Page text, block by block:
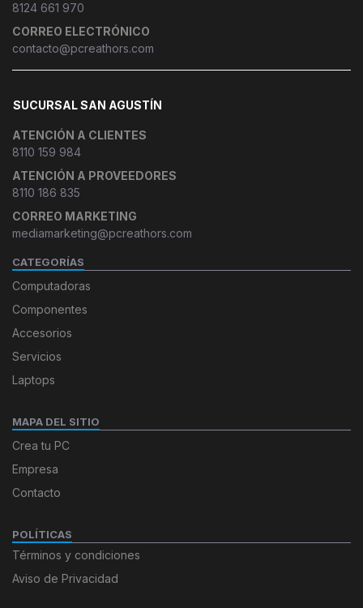
8124 661 970
CORREO ELECTRÓNICO
contacto@pcreathors.com
SUCURSAL SAN AGUSTÍN
ATENCIÓN A CLIENTES
8110 159 984
ATENCIÓN A PROVEEDORES
8110 186 835
CORREO MARKETING
mediamarketing@pcreathors.com
CATEGORÍAS
Computadoras
Componentes
Accesorios
Servicios
Laptops
MAPA DEL SITIO
Crea tu PC
Empresa
Contacto
POLÍTICAS
Términos y condiciones
Aviso de Privacidad